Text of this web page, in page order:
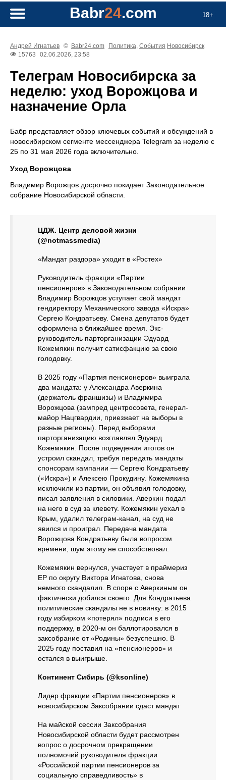
18+
Babr24.com
Андрей Игнатьев © Babr24.com Политика, События Новосибирск
15763
02.06.2026, 23:58
Телеграм Новосибирска за
неделю: уход Ворожцова и
назначение Орла
Бабр представляет обзор ключевых событий и обсуждений в
новосибирском сегменте мессенджера Telegram за неделю с
25 по 31 мая 2026 года включительно.
Уход Ворожцова
Владимир Ворожцов досрочно покидает Законодательное
собрание Новосибирской области.
ЦДЖ. Центр деловой жизни
(@notmassmedia)
«Мандат раздора» уходит в «Ростех»
Руководитель фракции «Партии
пенсионеров» в Законодательном собрании
Владимир Ворожцов уступает свой мандат
гендиректору Механического завода «Искра»
Сергею Кондратьеву. Смена депутатов будет
оформлена в ближайшее время. Экс-
руководитель парторганизации Эдуард
Кожемякин получит сатисфакцию за свою
голодовку.
В 2025 году «Партия пенсионеров» выиграла
два мандата: у Александра Аверкина
(держатель франшизы) и Владимира
Ворожцова (зампред центросовета, генерал-
майор Нацгвардии, приезжает на выборы в
разные регионы). Перед выборами
парторганизацию возглавлял Эдуард
Кожемякин. После подведения итогов он
устроил скандал, требуя передать мандаты
спонсорам кампании — Сергею Кондратьеву
(«Искра») и Алексею Прокудину. Кожемякина
исключили из партии, он объявил голодовку,
писал заявления в силовики. Аверкин подал
на него в суд за клевету. Кожемякин уехал в
Крым, удалил телеграм-канал, на суд не
явился и проиграл. Передача мандата
Ворожцова Кондратьеву была вопросом
времени, шум этому не способствовал.
Кожемякин вернулся, участвует в праймериз
ЕР по округу Виктора Игнатова, снова
немного скандалил. В споре с Аверкиным он
фактически добился своего. Для Кондратьева
политические скандалы не в новинку: в 2015
году избирком «потерял» подписи в его
поддержку, в 2020-м он баллотировался в
заксобрание от «Родины» безуспешно. В
2025 году поставил на «пенсионеров» и
остался в выигрыше.
Континент Сибирь (@ksonline)
Лидер фракции «Партии пенсионеров» в
новосибирском Заксобрании сдаст мандат
На майской сессии Заксобрания
Новосибирской области будет рассмотрен
вопрос о досрочном прекращении
полномочий руководителя фракции
«Российской партии пенсионеров за
социальную справедливость» в